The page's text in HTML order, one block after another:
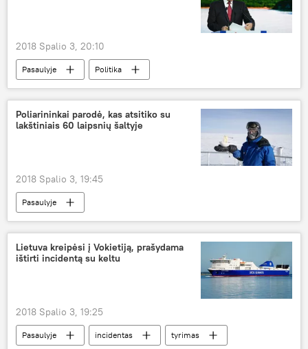
2018 Spalio 3, 20:10
Pasaulyje
Politika
Vladimiras Putinas
tarptautinė politika
Poliarininkai parodė, kas atsitiko su
lakštiniais 60 laipsnių šaltyje
2018 Spalio 3, 19:45
Pasaulyje
Lietuva kreipėsi į Vokietiją, prašydama
ištirti incidentą su keltu
2018 Spalio 3, 19:25
Pasaulyje incidentas
tyrimas